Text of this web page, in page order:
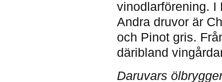
vinodlarförening. I
Andra druvor är
och Pinot gris.
däribland
Daruvars